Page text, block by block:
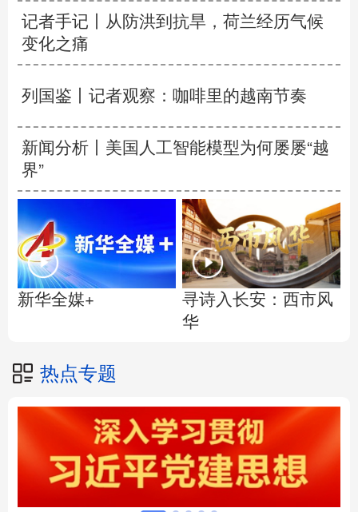
记者手记丨从防洪到抗旱，荷兰经历气候
变化之痛
列国鉴丨记者观察：咖啡里的越南节奏
新闻分析丨美国人工智能模型为何屡屡“越
界”
新华全媒+
寻诗入长安：西市风
华
热点专题